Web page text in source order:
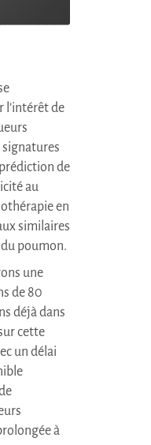
l’intérêt de
de
au
en
similaires
du poumon.
une
de 80
déjà dans
cette
un délai
à